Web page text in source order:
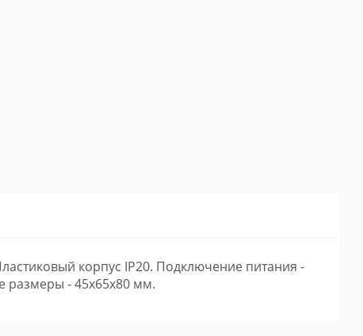
корпус IP20. Подключение питания -
размеры - 45х65х80 мм.